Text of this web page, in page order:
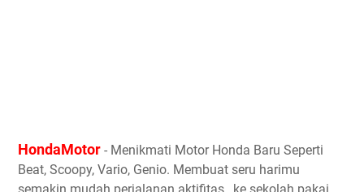
HondaMotor - Menikmati Motor Honda Baru Seperti
Beat, Scoopy, Vario, Genio. Membuat seru harimu